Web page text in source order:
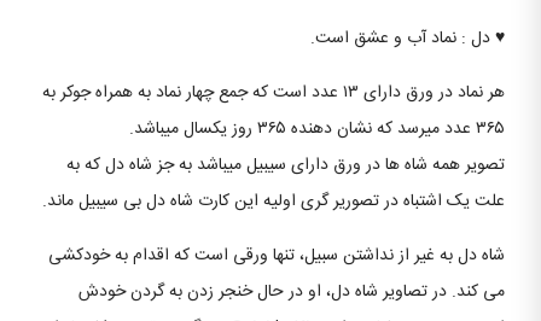
♥️ دل : نماد آب و عشق است.
هر نماد در ورق دارای ۱۳ عدد است که جمع چهار نماد به همراه جوکر به
۳۶۵ عدد میرسد که نشان دهنده ۳۶۵ روز یکسال میباشد.
تصویر همه شاه ها در ورق دارای سیبیل میباشد به جز شاه دل که به
علت یک اشتباه در تصوریر گری اولیه این کارت شاه دل بی سیبیل ماند.
شاه دل به غیر از نداشتن سبیل، تنها ورقی است که اقدام به خودکشی
می کند. در تصاویر شاه دل، او در حال خنجر زدن به گردن خودش